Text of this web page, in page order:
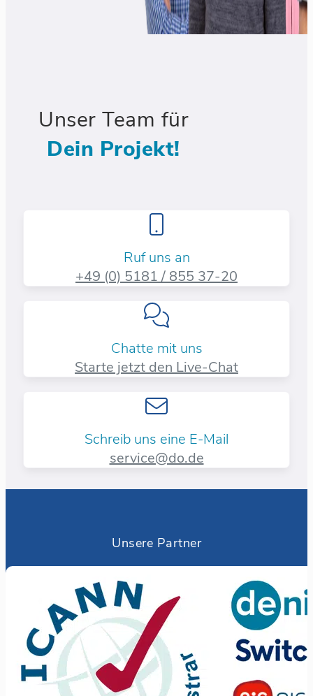
Unser Team für
Dein Projekt!
Ruf uns an
+49 (0) 5181 / 855 37-20​
Chatte mit uns
Starte jetzt den Live-Chat
Schreib uns eine E-Mail
service@do.de
Unsere Partner